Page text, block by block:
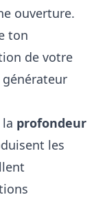
ouverture.
ton
de votre
générateur
profondeur
les